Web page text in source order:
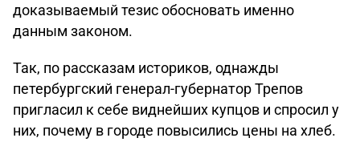
доказываемый тезис обосновать именно
данным законом.
Так, по рассказам историков, однажды
петербургский генерал-губернатор Трепов
пригласил к себе виднейших купцов и спросил у
них, почему в городе повысились цены на хлеб.